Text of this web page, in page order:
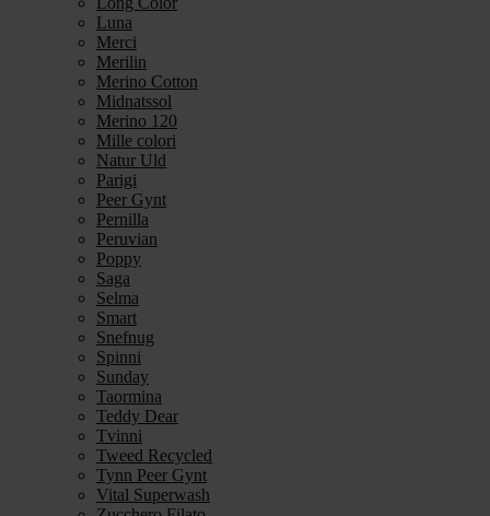
Luna
Merci
Merilin
Merino Cotton
Midnatssol
Merino 120
Mille colori
Natur Uld
Parigi
Peer Gynt
Pernilla
Peruvian
Poppy
Saga
Selma
Smart
Snefnug
Spinni
Sunday
Taormina
Teddy Dear
Tvinni
Tweed Recycled
Tynn Peer Gynt
Vital Superwash